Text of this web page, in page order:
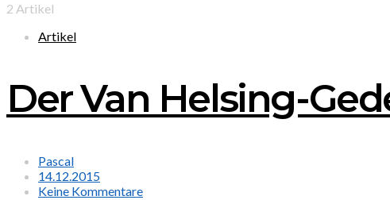
2 Artikel
Artikel
Der Van Helsing-
Pascal
14.12.2015
Keine Kommentare